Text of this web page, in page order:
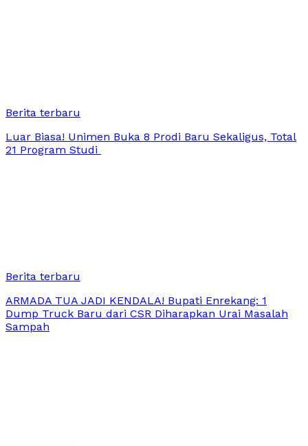
Berita terbaru
Luar Biasa! Unimen Buka 8 Prodi Baru Sekaligus, Total
21 Program Studi
Berita terbaru
ARMADA TUA JADI KENDALA! Bupati Enrekang: 1
Dump Truck Baru dari CSR Diharapkan Urai Masalah
Sampah